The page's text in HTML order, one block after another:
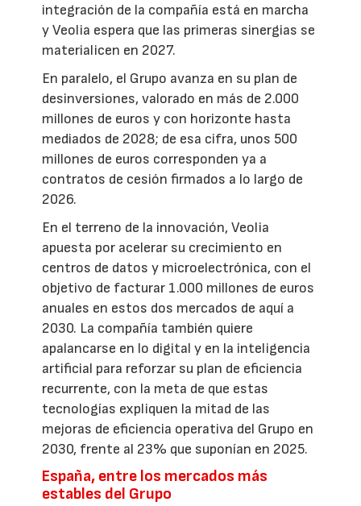
integración de la compañía está en marcha
y Veolia espera que las primeras sinergias se
materialicen en 2027.
En paralelo, el Grupo avanza en su plan de
desinversiones, valorado en más de 2.000
millones de euros y con horizonte hasta
mediados de 2028; de esa cifra, unos 500
millones de euros corresponden ya a
contratos de cesión firmados a lo largo de
2026.
En el terreno de la innovación, Veolia
apuesta por acelerar su crecimiento en
centros de datos y microelectrónica, con el
objetivo de facturar 1.000 millones de euros
anuales en estos dos mercados de aquí a
2030. La compañía también quiere
apalancarse en lo digital y en la inteligencia
artificial para reforzar su plan de eficiencia
recurrente, con la meta de que estas
tecnologías expliquen la mitad de las
mejoras de eficiencia operativa del Grupo en
2030, frente al 23% que suponían en 2025.
España, entre los mercados más
estables del Grupo